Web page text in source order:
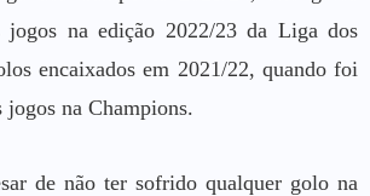
jogos na edição 2022/23 da Liga dos
encaixados em 2021/22, quando foi
jogos na Champions.
de não ter sofrido qualquer golo na